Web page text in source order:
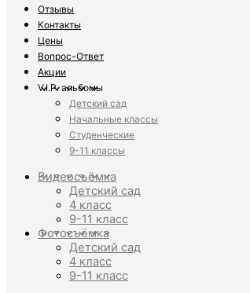
Отзывы
Контакты
Цены
Вопрос-Ответ
Акции
V.I.P. альбомы
Детский сад
Начальные классы
Студенческие
9-11 классы
Видеосъёмка
Детский сад
4 класс
9-11 класс
Фотосъёмка
Детский сад
4 класс
9-11 класс